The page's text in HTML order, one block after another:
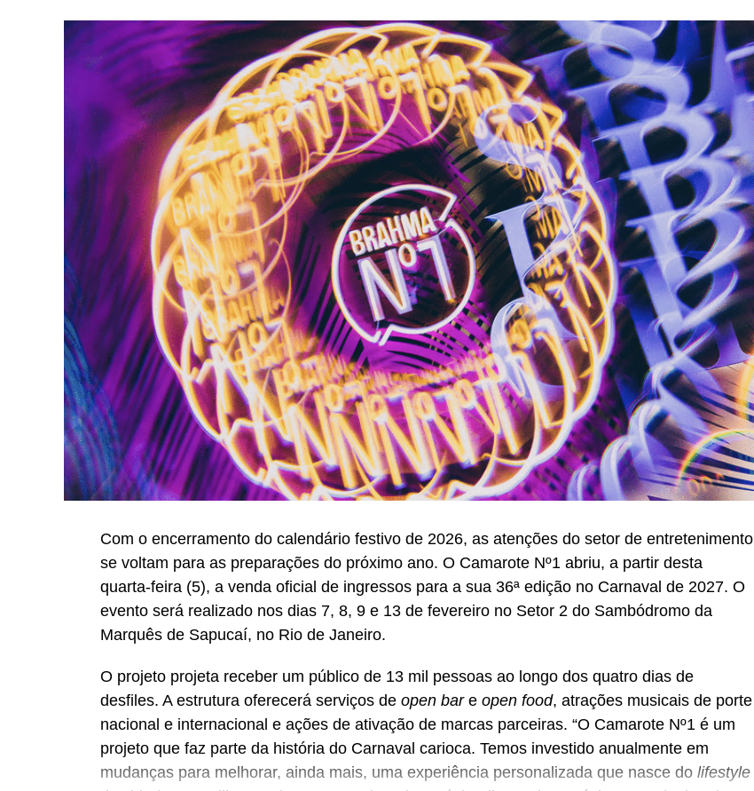
Com o encerramento do calendário festivo de 2026, as atenções do setor de entretenimento
se voltam para as preparações do próximo ano. O Camarote Nº1 abriu, a partir desta
quarta-feira (5), a venda oficial de ingressos para a sua 36ª edição no Carnaval de 2027. O
evento será realizado nos dias 7, 8, 9 e 13 de fevereiro no Setor 2 do Sambódromo da
Marquês de Sapucaí, no Rio de Janeiro.
O projeto projeta receber um público de 13 mil pessoas ao longo dos quatro dias de
desfiles. A estrutura oferecerá serviços de open bare open food, atrações musicais de porte
nacional e internacional e ações de ativação de marcas parceiras. “O Camarote Nº1 é um
projeto que faz parte da história do Carnaval carioca. Temos investido anualmente em
mudanças para melhorar, ainda mais, uma experiência personalizada que nasce do lifestyle